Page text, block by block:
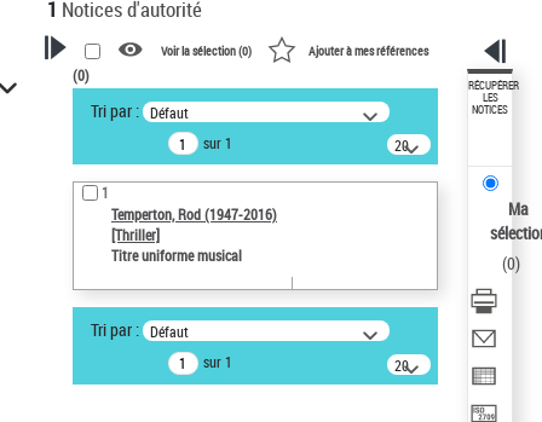
1 Notices d'autorité
VOTRE RECHERCHE
Recherche avancée dans les
notices d’autorité
Œuvres liées à l'auteur :
Temperton, Rod (1947-2016)
Type de notice d'autorité
Titre uniforme musical
Voir la sélection (0) Ajouter à mes références
(0)
Tri par : Défaut
sur 1
20
résultats/page
1
Temperton, Rod (1947-2016)
[Thriller]
Titre uniforme musical
Tri par : Défaut
sur 1
20
résultats/page
RÉCUPÉRER
LES
NOTICES
Ma
(0)